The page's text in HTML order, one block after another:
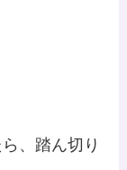
、踏ん切り